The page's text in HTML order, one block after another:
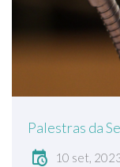
Palestras da
10 set,